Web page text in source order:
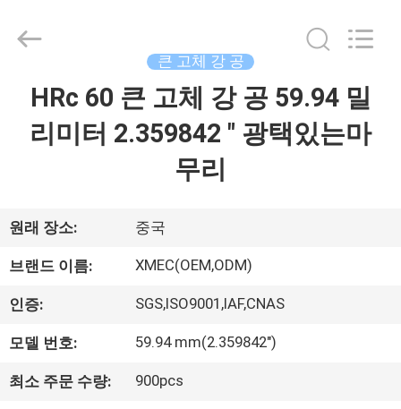
우
리
에
engineering
Reserved.
큰 고체 강 공
HRc 60 큰 고체 강 공 59.94 밀
리미터 2.359842 " 광택있는마
무리
원래 장소: 중국
브랜드 이름: XMEC(OEM,ODM)
인증: SGS,ISO9001,IAF,CNAS
모델 번호: 59.94 mm(2.359842")
최소 주문 수량: 900pcs